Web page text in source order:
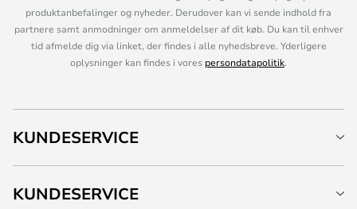
produktanbefalinger og nyheder. Derudover kan vi sende indhold fra
partnere samt anmodninger om anmeldelser af dit køb. Du kan til enhver
tid afmelde dig via linket, der findes i alle nyhedsbreve. Yderligere
oplysninger kan findes i vores persondatapolitik.
KUNDESERVICE
KUNDESERVICE